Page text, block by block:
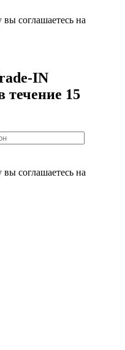
соглашаетесь на
IN
15
соглашаетесь на